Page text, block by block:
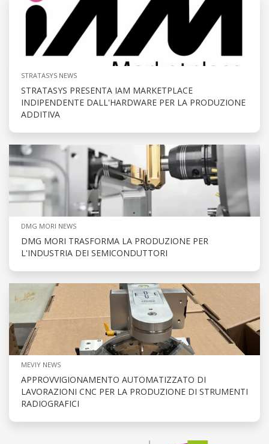
STRATASYS NEWS
STRATASYS PRESENTA IAM MARKETPLACE
INDIPENDENTE DALL'HARDWARE PER LA PRODUZIONE
ADDITIVA
DMG MORI NEWS
DMG MORI TRASFORMA LA PRODUZIONE PER
L'INDUSTRIA DEI SEMICONDUTTORI
MEVIY NEWS
APPROVVIGIONAMENTO AUTOMATIZZATO DI
LAVORAZIONI CNC PER LA PRODUZIONE DI STRUMENTI
RADIOGRAFICI